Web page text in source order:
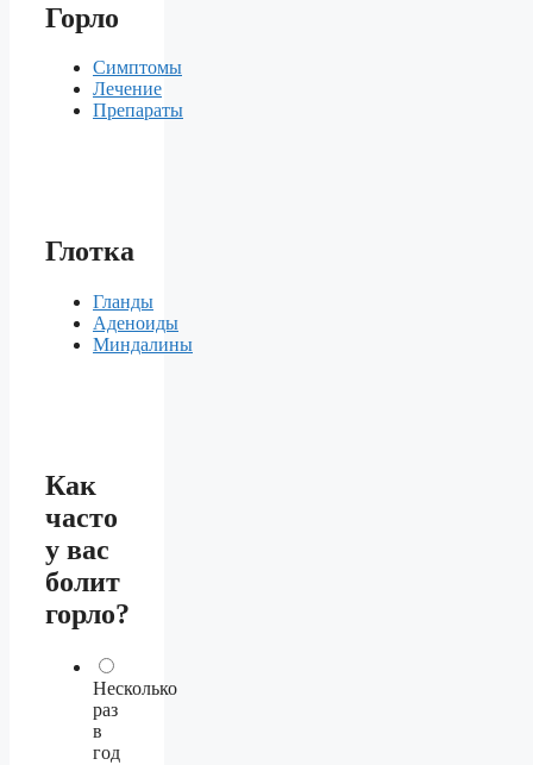
Горло
Симптомы
Лечение
Препараты
Глотка
Гланды
Аденоиды
Миндалины
Как
часто
у вас
болит
горло?
Несколько
раз
в
год